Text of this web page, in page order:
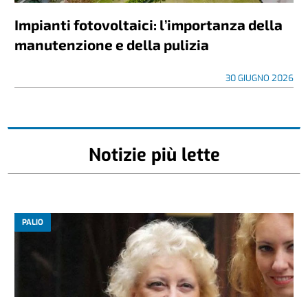
Impianti fotovoltaici: l’importanza della
manutenzione e della pulizia
30 GIUGNO 2026
Notizie più lette
PALIO